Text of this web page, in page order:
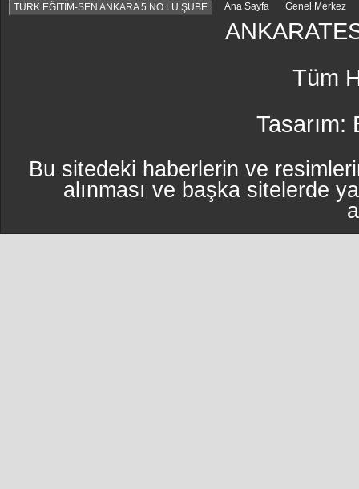
TÜRK EĞİTİM-SEN ANKARA 5 NO.LU ŞUBE Ana Sayfa Genel Merkez
Tüm
Tasarım:
Bu sitedeki haberlerin ve
alınması ve başka sitelerde